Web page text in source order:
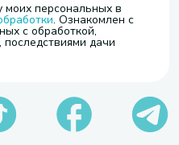
моих персональных в
. Ознакомлен с
с обработкой,
дачи